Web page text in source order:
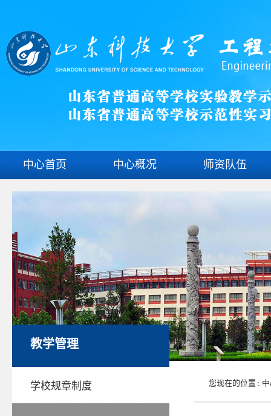
中心首页 中心概况 师资队伍
教学管理
学校规章制度 您现在的位置 :